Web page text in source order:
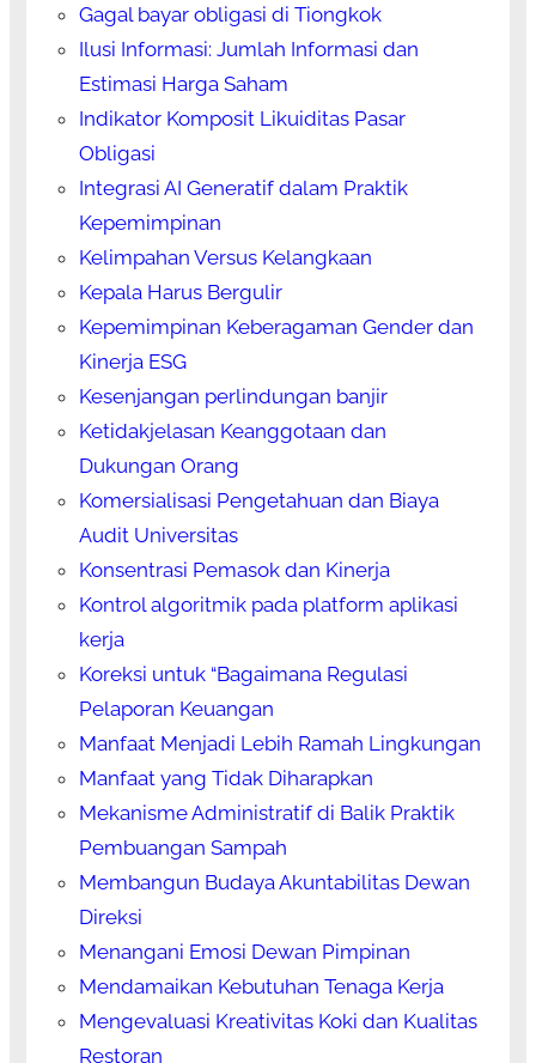
Gagal bayar obligasi di Tiongkok
Ilusi Informasi: Jumlah Informasi dan
Estimasi Harga Saham
Indikator Komposit Likuiditas Pasar
Obligasi
Integrasi AI Generatif dalam Praktik
Kepemimpinan
Kelimpahan Versus Kelangkaan
Kepala Harus Bergulir
Kepemimpinan Keberagaman Gender dan
Kinerja ESG
Kesenjangan perlindungan banjir
Ketidakjelasan Keanggotaan dan
Dukungan Orang
Komersialisasi Pengetahuan dan Biaya
Audit Universitas
Konsentrasi Pemasok dan Kinerja
Kontrol algoritmik pada platform aplikasi
kerja
Koreksi untuk “Bagaimana Regulasi
Pelaporan Keuangan
Manfaat Menjadi Lebih Ramah Lingkungan
Manfaat yang Tidak Diharapkan
Mekanisme Administratif di Balik Praktik
Pembuangan Sampah
Membangun Budaya Akuntabilitas Dewan
Direksi
Menangani Emosi Dewan Pimpinan
Mendamaikan Kebutuhan Tenaga Kerja
Mengevaluasi Kreativitas Koki dan Kualitas
Restoran